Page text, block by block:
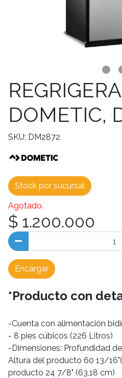
DOMETIC,
SKU: DM2872
Stock por sucursal
Agotado.
$ 1.200.000
Encargar
*Producto con
-Cuenta con alimentación
- 8 pies cúbicos (226 Litros)
-Dimensiones: Profundidad
Altura del producto 60 13/
producto 24 7/8" (63,18 cm)